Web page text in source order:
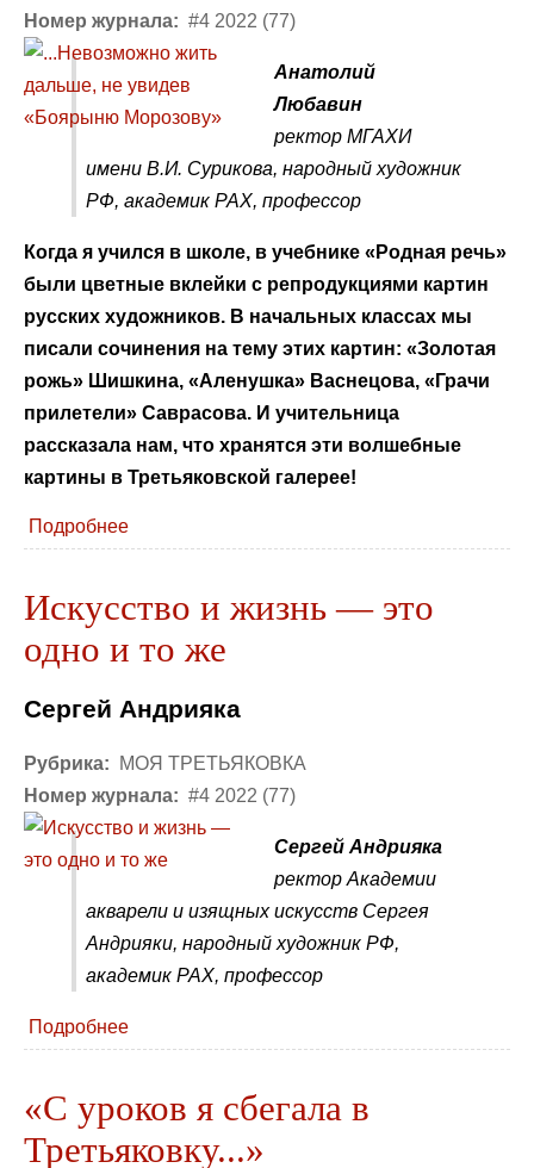
Номер журнала: #4 2022 (77)
Анатолий
Любавин
ректор МГАХИ
имени В.И. Сурикова, народный художник
РФ, академик РАХ, профессор
Когда я учился в школе, в учебнике «Родная речь»
были цветные вклейки с репродукциями картин
русских художников. В начальных классах мы
писали сочинения на тему этих картин: «Золотая
рожь» Шишкина, «Аленушка» Васнецова, «Грачи
прилетели» Саврасова. И учительница
рассказала нам, что хранятся эти волшебные
картины в Третьяковской галерее!
Подробнее
Искусство и жизнь — это
одно и то же
Сергей Андрияка
Рубрика:
МОЯ ТРЕТЬЯКОВКА
Номер журнала: #4 2022 (77)
Сергей Андрияка
ректор Академии
акварели и изящных искусств Сергея
Андрияки, народный художник РФ,
академик РАХ, профессор
Подробнее
«С уроков я сбегала в
Третьяковку...»